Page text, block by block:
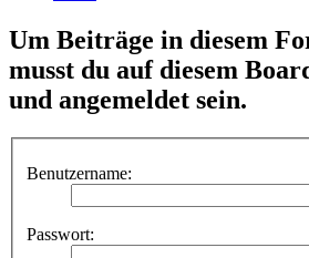
Um Beiträge in diesem
musst du auf diesem
und angemeldet sein.
Benutzername:
Passwort: